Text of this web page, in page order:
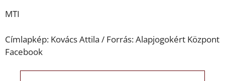
MTI
Címlapkép: Kovács Attila / Forrás: Alapjogokért Központ
Facebook